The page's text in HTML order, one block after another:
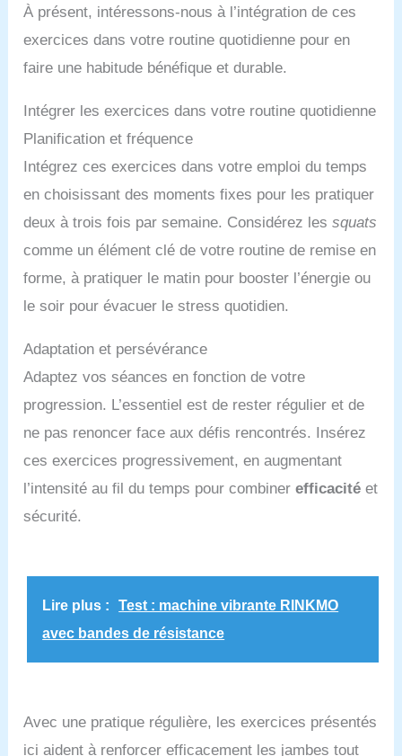
À présent, intéressons-nous à l’intégration de ces
exercices dans votre routine quotidienne pour en
faire une habitude bénéfique et durable.
Intégrer les exercices dans votre routine quotidienne
Planification et fréquence
Intégrez ces exercices dans votre emploi du temps
en choisissant des moments fixes pour les pratiquer
deux à trois fois par semaine. Considérez lessquats
comme un élément clé de votre routine de remise en
forme, à pratiquer le matin pour booster l’énergie ou
le soir pour évacuer le stress quotidien.
Adaptation et persévérance
Adaptez vos séances en fonction de votre
progression. L’essentiel est de rester régulier et de
ne pas renoncer face aux défis rencontrés. Insérez
ces exercices progressivement, en augmentant
l’intensité au fil du temps pour combinerefficacité et
sécurité.
Lire plus :
Test : machine vibrante RINKMO
avec bandes de résistance
Avec une pratique régulière, les exercices présentés
ici aident à renforcer efficacement les jambes tout